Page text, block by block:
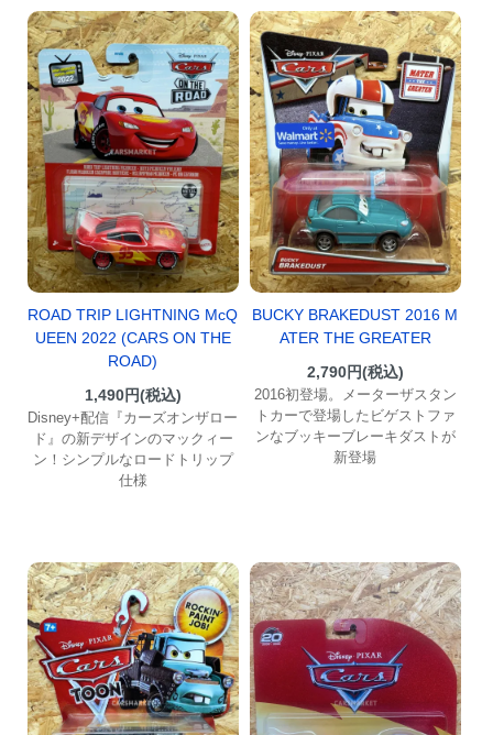
ROAD TRIP LIGHTNING McQ
UEEN 2022 (CARS ON THE
ROAD)
1,490円(税込)
Disney+配信『カーズオンザロー
ド』の新デザインのマックィー
ン！シンプルなロードトリップ
仕様
BUCKY BRAKEDUST 2016 M
ATER THE GREATER
2,790円(税込)
2016初登場。メーターザスタン
トカーで登場したビゲストファ
ンなブッキーブレーキダストが
新登場